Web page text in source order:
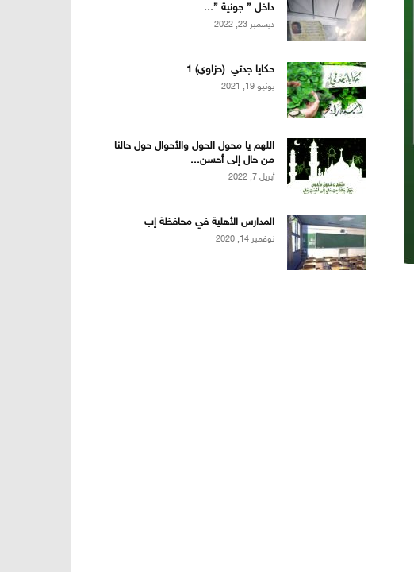
داخل ” جونية ”...
ديسمبر 23, 2022
حكايا جدتي (حزاوي) 1
يونيو 19, 2021
اللهم يا محول الحول والأحوال حول حالنا
من حال إلى أحسن...
أبريل 7, 2022
المدارس الأهلية في محافظة إب
نوفمبر 14, 2020